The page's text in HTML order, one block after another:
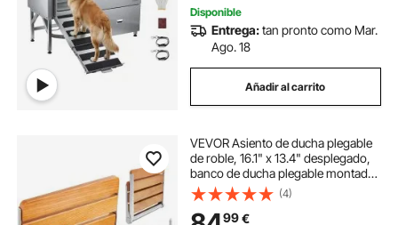
Disponible
Entrega:tan pronto como Mar.
Ago. 18
Añadir al carrito
VEVOR Asiento de ducha plegable
de roble, 16.1" x 13.4" desplegado,
banco de ducha plegable montado
en la pared con capacidad de carga
de 440 libras, silla de ducha
plegable para el cuidado del hogar
(4)
99€